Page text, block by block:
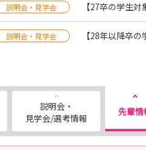
説明会・見学会 【27卒の学生
説明会・見学会 【28年以降卒
説明会・
見学会/選考情報
先輩情